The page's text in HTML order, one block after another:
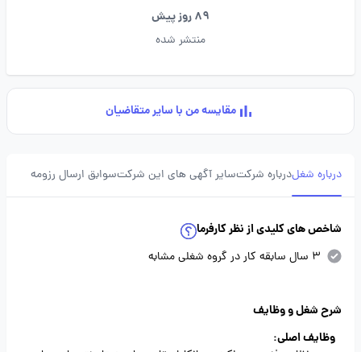
89 روز پیش
منتشر شده
مقایسه من با سایر متقاضیان
درباره شغلدرباره شرکتسایر آگهی های این شرکتسوابق ارسال رزومه
شاخص های کلیدی از نظر کارفرما
3 سال سابقه کار در گروه شغلی مشابه
شرح شغل و وظایف
وظایف اصلی: